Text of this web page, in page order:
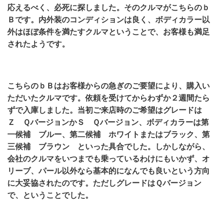
応えるべく、必死に探しました。そのクルマがこちらのｂ
Ｂです。内外装のコンディションは良く、ボディカラー以
外はほぼ条件を満たすクルマということで、お客様も満足
されたようです。
こちらのｂＢはお客様からの急ぎのご要望により、購入い
ただいたクルマです。依頼を受けてからわずか２週間たら
ずで入庫しました。当初ご来店時のご希望はグレードは
Ｚ ＱバージョンかＳ Ｑバージョン、ボディカラーは第
一候補 ブルー、第二候補 ホワイトまたはブラック、第
三候補 ブラウン といった具合でした。しかしながら、
会社のクルマをいつまでも乗っているわけにもいかず、オ
リーブ、パール以外なら基本的になんでも良いという方向
に大妥協されたのです。ただしグレードはＱバージョン
で、ということでした。